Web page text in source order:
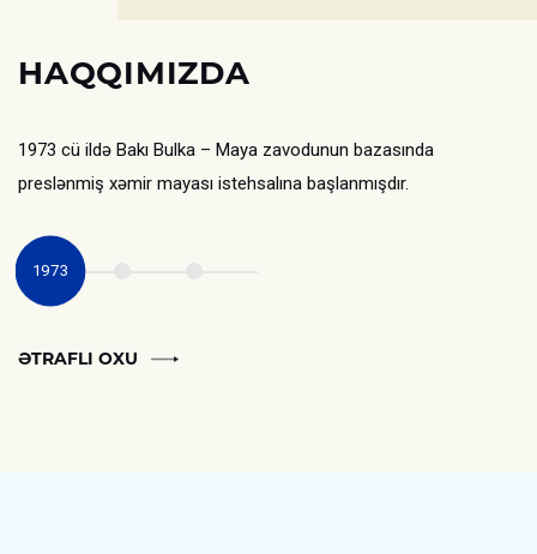
HAQQIMIZDA
1973 cü ildə Bakı Bulka – Maya zavodunun bazasında
preslənmiş xəmir mayası istehsalına başlanmışdır.
1973
ƏTRAFLI OXU